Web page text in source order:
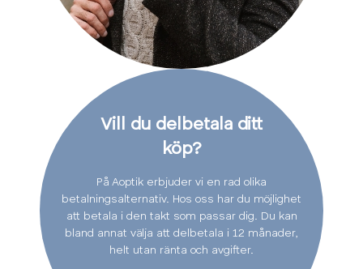
Vill du delbetala ditt
köp?
På Aoptik erbjuder vi en rad olika
betalningsalternativ. Hos oss har du möjlighet
att betala i den takt som passar dig. Du kan
bland annat välja att delbetala i 12 månader,
helt utan ränta och avgifter.